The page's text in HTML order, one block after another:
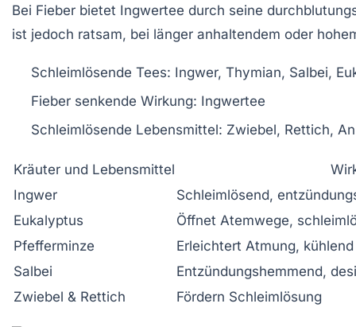
Bei Fieber bietet Ingwertee durch seine
ist jedoch ratsam, bei länger anhaltendem oder
Schleimlösende Tees: Ingwer, Thymian, Salbei,
Fieber senkende Wirkung: Ingwertee
Schleimlösende Lebensmittel: Zwiebel, Rettich,
Kräuter und Lebensmittel
Ingwer
Schleimlösend,
Eukalyptus
Öffnet Atemwege,
Pfefferminze
Erleichtert Atmung, kühlend
Salbei
Entzündungshemmend,
Zwiebel & Rettich
Fördern Schleimlösung